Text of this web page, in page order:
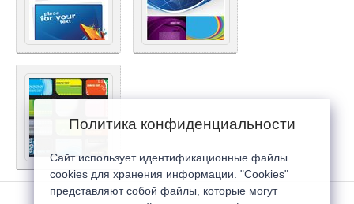
Политика конфиденциальности
Сайт использует идентификационные файлы
cookies для хранения информации. "Cookies"
представляют собой файлы, которые могут